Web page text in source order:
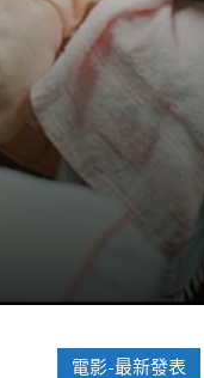
電影-最新發表